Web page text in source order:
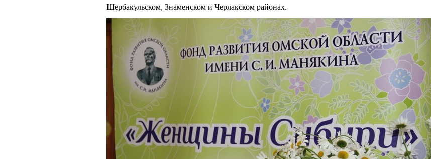
Шербакульском, Знаменском и Черлакском районах.